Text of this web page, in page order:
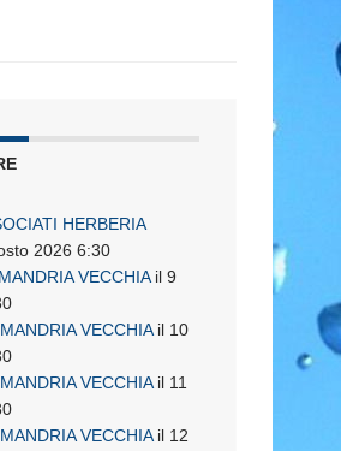
HERBERIA
2026 6:30
VECCHIAil 9
MANDRIA VECCHIAil 10
MANDRIA VECCHIAil 11
MANDRIA VECCHIAil 12